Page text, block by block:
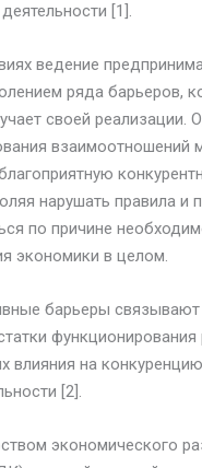
[1].
ведение
ряда барьеров,
своей
нарушать правила
по причине
экономики в целом.
барьеры
влияния на
[2].
экономического